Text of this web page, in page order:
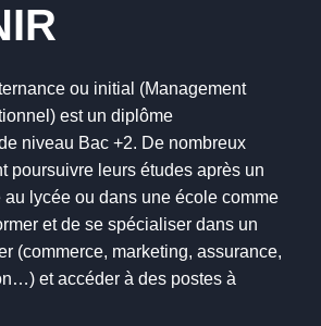
ou initial (Management
est un diplôme
niveau Bac +2. De nombreux
poursuivre leurs études après un
au lycée ou dans une école comme
et de se spécialiser dans un
(commerce, marketing, assurance,
et accéder à des postes à